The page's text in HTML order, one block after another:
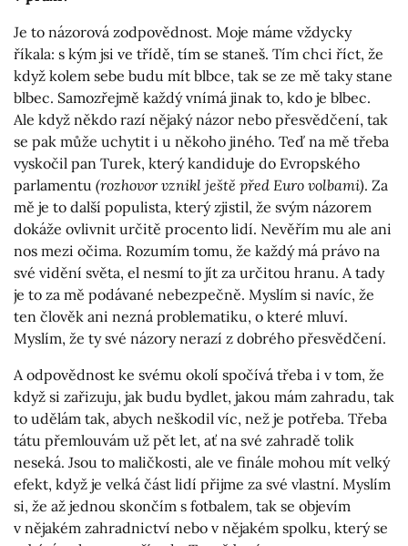
Je to názorová zodpovědnost. Moje máme vždycky
říkala: s kým jsi ve třídě, tím se staneš. Tím chci říct, že
když kolem sebe budu mít blbce, tak se ze mě taky stane
blbec. Samozřejmě každý vnímá jinak to, kdo je blbec.
Ale když někdo razí nějaký názor nebo přesvědčení, tak
se pak může uchytit i u někoho jiného. Teď na mě třeba
vyskočil pan Turek, který kandiduje do Evropského
parlamentu (rozhovor vznikl ještě před Euro volbami). Za
mě je to další populista, který zjistil, že svým názorem
dokáže ovlivnit určitě procento lidí. Nevěřím mu ale ani
nos mezi očima. Rozumím tomu, že každý má právo na
své vidění světa, el nesmí to jít za určitou hranu. A tady
je to za mě podávané nebezpečně. Myslím si navíc, že
ten člověk ani nezná problematiku, o které mluví.
Myslím, že ty své názory nerazí z dobrého přesvědčení.
A odpovědnost ke svému okolí spočívá třeba i v tom, že
když si zařizuju, jak budu bydlet, jakou mám zahradu, tak
to udělám tak, abych neškodil víc, než je potřeba. Třeba
tátu přemlouvám už pět let, ať na své zahradě tolik
neseká. Jsou to maličkosti, ale ve finále mohou mít velký
efekt, když je velká část lidí přijme za své vlastní. Myslím
si, že až jednou skončím s fotbalem, tak se objevím
v nějakém zahradnictví nebo v nějakém spolku, který se